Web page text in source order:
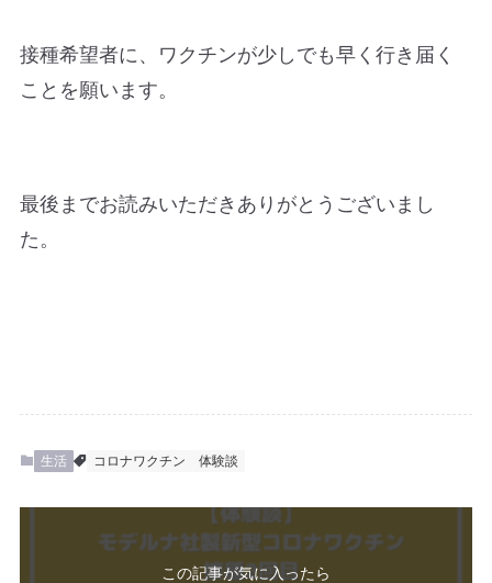
接種希望者に、ワクチンが少しでも早く行き届く
ことを願います。
最後までお読みいただきありがとうございまし
た。
生活 コロナワクチン 体験談
この記事が気に入ったら